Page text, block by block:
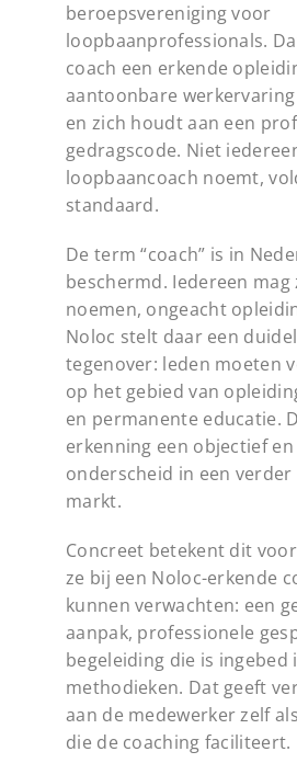
beroepsvereniging voor
loopbaanprofessionals.
coach een erkende
aantoonbare
en zich houdt aan een
gedragscode. Niet
loopbaancoach noemt,
standaard.
De term “coach” is in
beschermd. Iedereen mag
noemen, ongeacht
Noloc stelt daar een
tegenover: leden moeten
op het gebied van
en permanente educatie.
erkenning een objectief
onderscheid in een
markt.
Concreet betekent dit
ze bij een Noloc-erkende
kunnen verwachten: een
aanpak, professionele
begeleiding die is ingebed
methodieken. Dat geeft
aan de medewerker zelf
die de coaching faciliteert.